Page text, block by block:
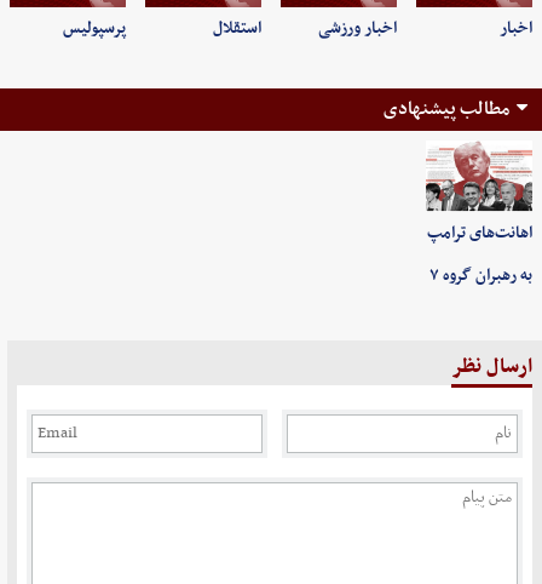
اخبار اخبار ورزشی استقلال پرسپولیس
مطالب پیشنهادی
اهانت‌های ترامپ
به رهبران گروه ۷
ارسال نظر